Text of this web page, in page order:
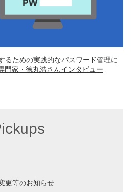
るための実践的なパスワード管理に
門家・徳丸浩さんインタビュー
更等のお知らせ